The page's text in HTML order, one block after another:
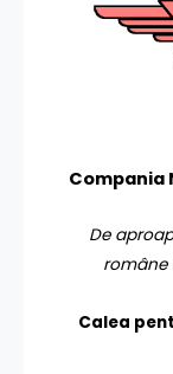
Compania
De
române
Calea